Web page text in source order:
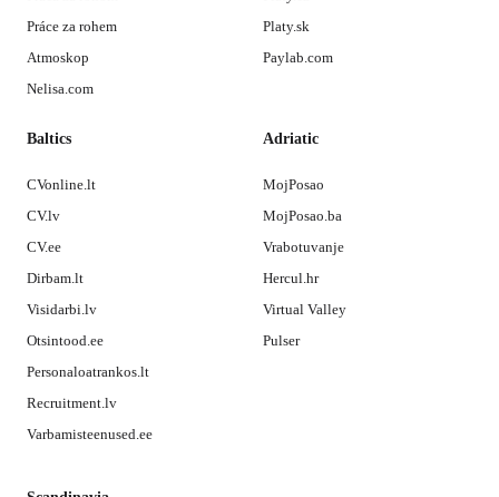
Práce za rohem
Atmoskop
Nelisa.com
Platy.sk
Paylab.com
Baltics
CVonline.lt
CV.lv
CV.ee
Dirbam.lt
Visidarbi.lv
Otsintood.ee
Personaloatrankos.lt
Recruitment.lv
Varbamisteenused.ee
Adriatic
MojPosao
MojPosao.ba
Vrabotuvanje
Hercul.hr
Virtual Valley
Pulser